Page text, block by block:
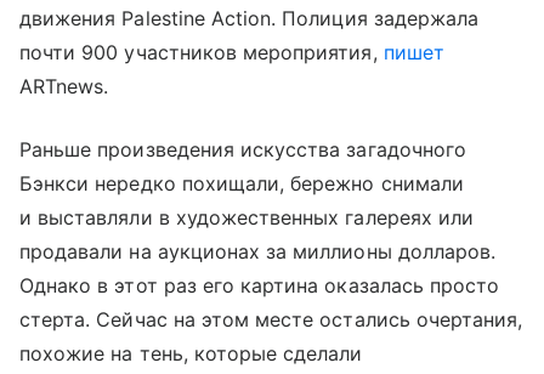
движения Palestine Action. Полиция задержала
почти 900 участников мероприятия, пишет
ARTnews.
Раньше произведения искусства загадочного
Бэнкси нередко похищали, бережно снимали
и выставляли в художественных галереях или
продавали на аукционах за миллионы долларов.
Однако в этот раз его картина оказалась просто
стерта. Сейчас на этом месте остались очертания,
похожие на тень, которые сделали